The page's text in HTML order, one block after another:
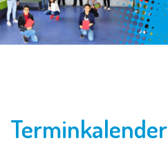
Terminkalender